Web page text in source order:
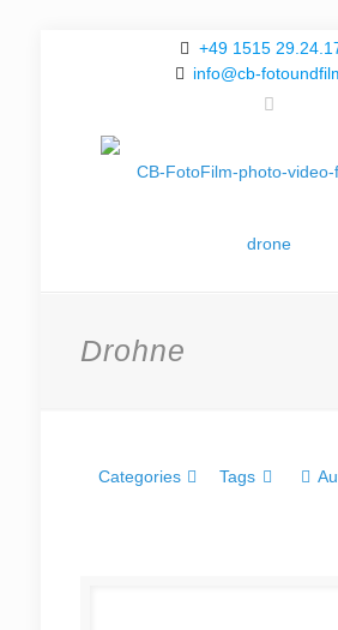
+49 1515
info@cb-
Drohne
Categories Tags